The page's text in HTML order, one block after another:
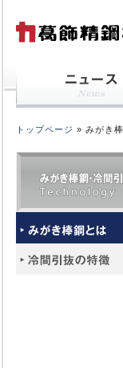
トップページ » みがき